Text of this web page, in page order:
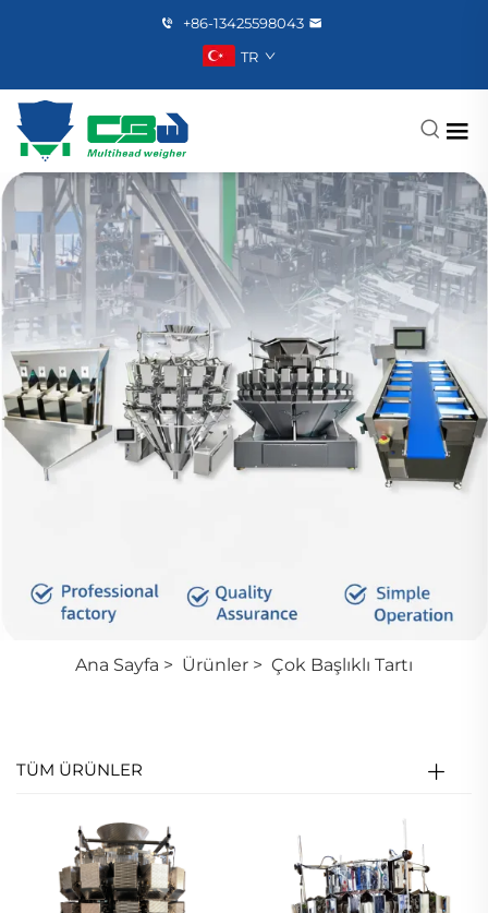
+86-13425598043
TR
Ana Sayfa > Ürünler > Çok Başlıklı Tartı
TÜM ÜRÜNLER